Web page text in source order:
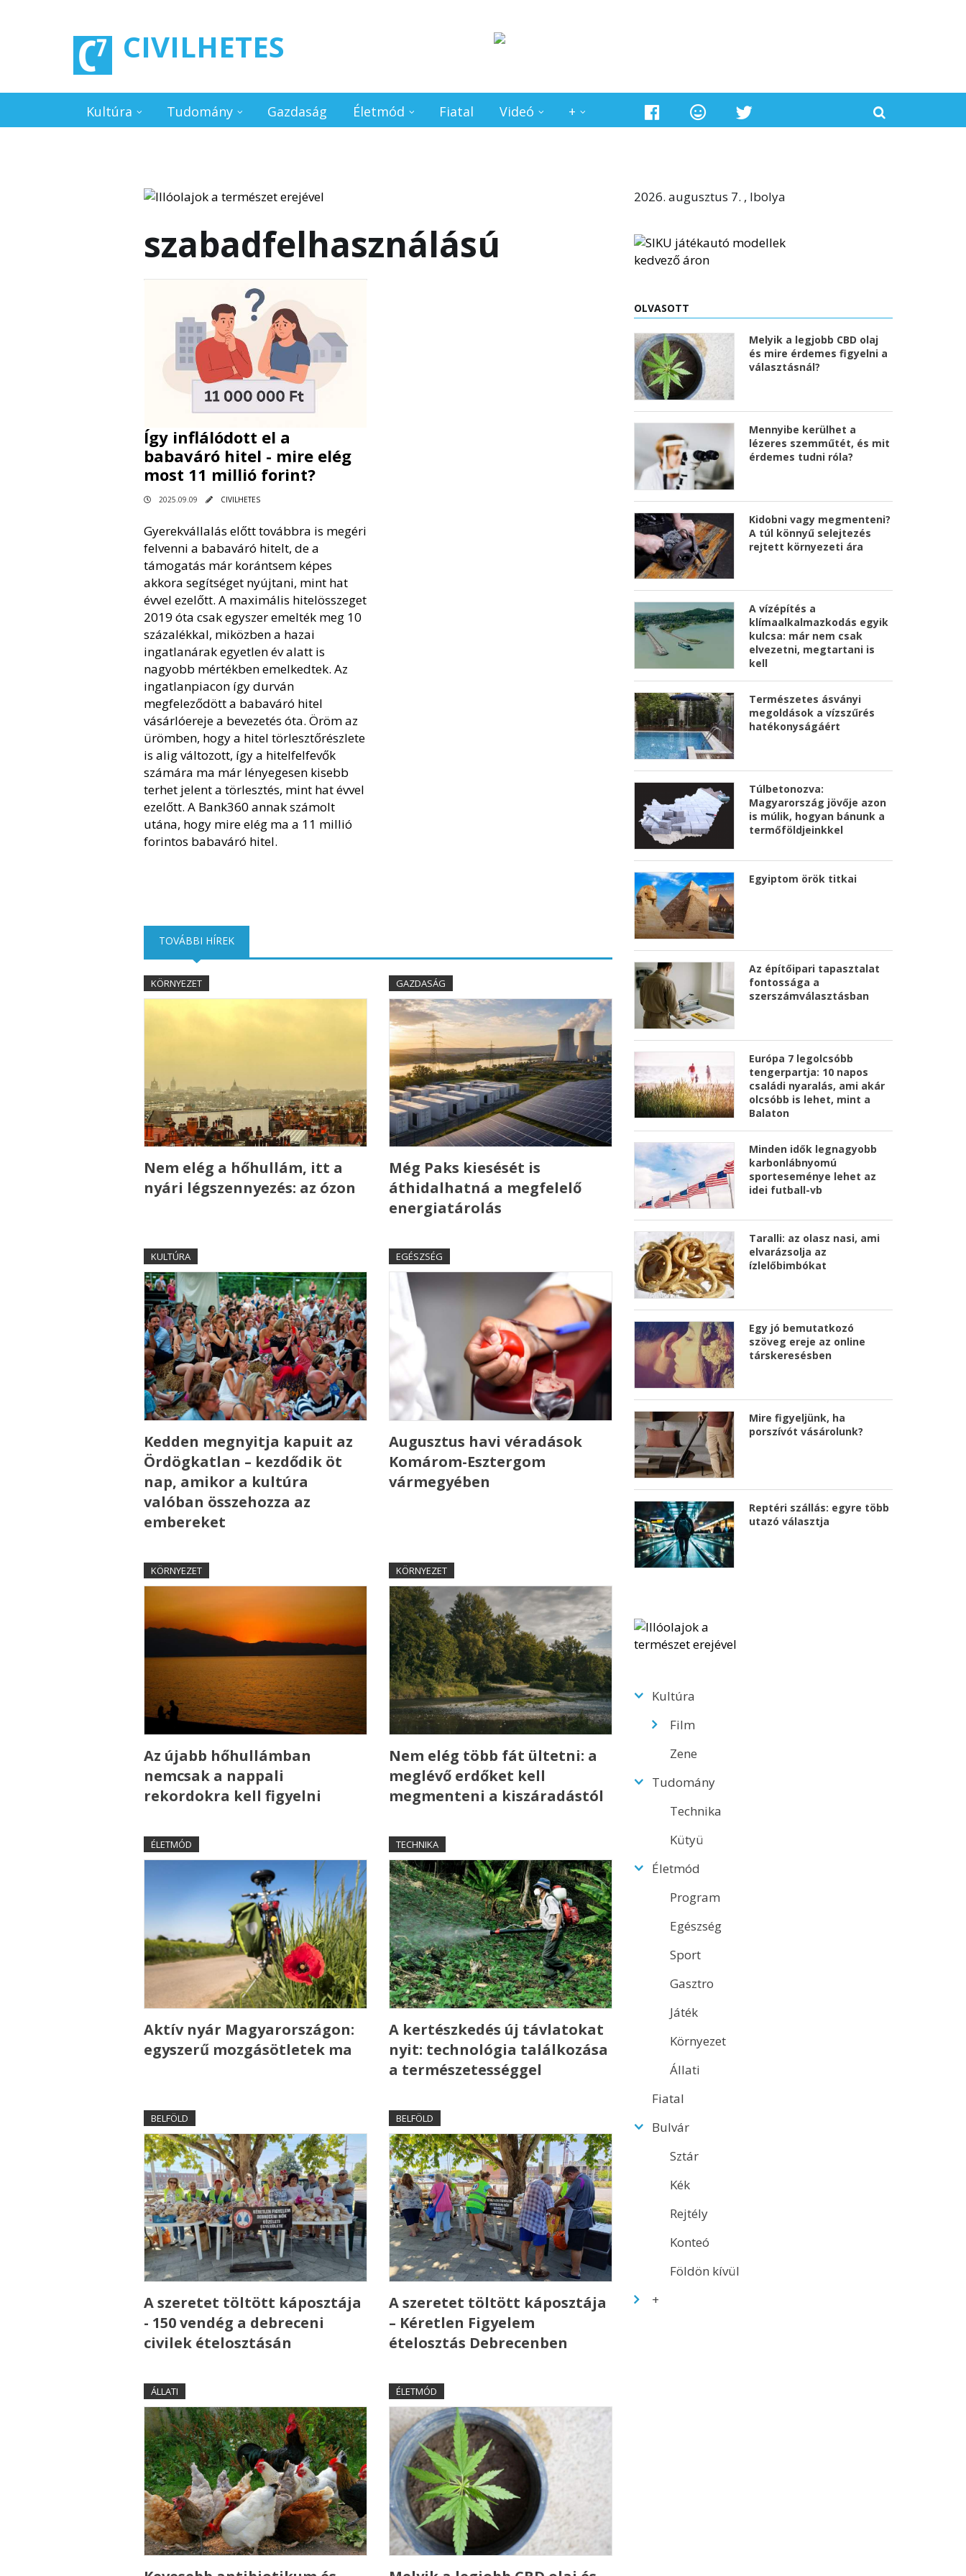
CIVILHETES
Kultúra Tudomány Gazdaság Életmód Fiatal Videó +
szabadfelhasználású
Így inflálódott el a
babaváró hitel - mire elég
most 11 millió forint?
2025.09.09 CIVILHETES
Gyerekvállalás előtt továbbra is megéri
felvenni a babaváró hitelt, de a
támogatás már korántsem képes
akkora segítséget nyújtani, mint hat
évvel ezelőtt. A maximális hitelösszeget
2019 óta csak egyszer emelték meg 10
százalékkal, miközben a hazai
ingatlanárak egyetlen év alatt is
nagyobb mértékben emelkedtek. Az
ingatlanpiacon így durván
megfeleződött a babaváró hitel
vásárlóereje a bevezetés óta. Öröm az
ürömben, hogy a hitel törlesztőrészlete
is alig változott, így a hitelfelfevők
számára ma már lényegesen kisebb
terhet jelent a törlesztés, mint hat évvel
ezelőtt. A Bank360 annak számolt
utána, hogy mire elég ma a 11 millió
forintos babaváró hitel.
TOVÁBBI HÍREK(AKTÍV FÜL)
KÖRNYEZET
Nem elég a hőhullám, itt a
nyári légszennyezés: az ózon
GAZDASÁG
Még Paks kiesését is
áthidalhatná a megfelelő
energiatárolás
KULTÚRA
Kedden megnyitja kapuit az
Ördögkatlan – kezdődik öt
nap, amikor a kultúra
valóban összehozza az
embereket
EGÉSZSÉG
Augusztus havi véradások
Komárom-Esztergom
vármegyében
KÖRNYEZET
Az újabb hőhullámban
nemcsak a nappali
rekordokra kell figyelni
KÖRNYEZET
Nem elég több fát ültetni: a
meglévő erdőket kell
megmenteni a kiszáradástól
ÉLETMÓD
Aktív nyár Magyarországon:
egyszerű mozgásötletek ma
TECHNIKA
A kertészkedés új távlatokat
nyit: technológia találkozása
a természetességgel
BELFÖLD
A szeretet töltött káposztája
- 150 vendég a debreceni
civilek ételosztásán
BELFÖLD
A szeretet töltött káposztája
– Kéretlen Figyelem
ételosztás Debrecenben
ÁLLATI ÉLETMÓD
2026. augusztus 7. , Ibolya
OLVASOTT
Melyik a legjobb CBD olaj
és mire érdemes figyelni a
választásnál?
Mennyibe kerülhet a
lézeres szemműtét, és mit
érdemes tudni róla?
Kidobni vagy megmenteni?
A túl könnyű selejtezés
rejtett környezeti ára
A vízépítés a
klímaalkalmazkodás egyik
kulcsa: már nem csak
elvezetni, megtartani is
kell
Természetes ásványi
megoldások a vízszűrés
hatékonyságáért
Túlbetonozva:
Magyarország jövője azon
is múlik, hogyan bánunk a
termőföldjeinkkel
Egyiptom örök titkai
Az építőipari tapasztalat
fontossága a
szerszámválasztásban
Európa 7 legolcsóbb
tengerpartja: 10 napos
családi nyaralás, ami akár
olcsóbb is lehet, mint a
Balaton
Minden idők legnagyobb
karbonlábnyomú
sporteseménye lehet az
idei futball-vb
Taralli: az olasz nasi, ami
elvarázsolja az
ízlelőbimbókat
Egy jó bemutatkozó
szöveg ereje az online
társkeresésben
Mire figyeljünk, ha
porszívót vásárolunk?
Reptéri szállás: egyre több
utazó választja
Kultúra
Film
Zene
Tudomány
Technika
Kütyü
Életmód
Program
Egészség
Sport
Gasztro
Játék
Környezet
Állati
Fiatal
Bulvár
Sztár
Kék
Rejtély
Konteó
Földön kívül
+